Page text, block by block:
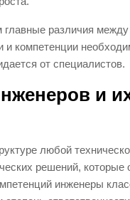
различия
компетенции
от специалистов.
и
любой
решений,
инженеры